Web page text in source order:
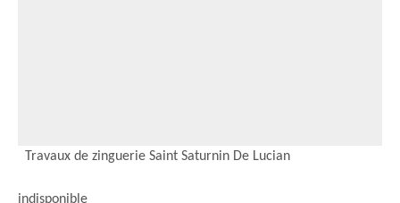
Travaux de zinguerie Saint Saturnin De Lucian
indisponible